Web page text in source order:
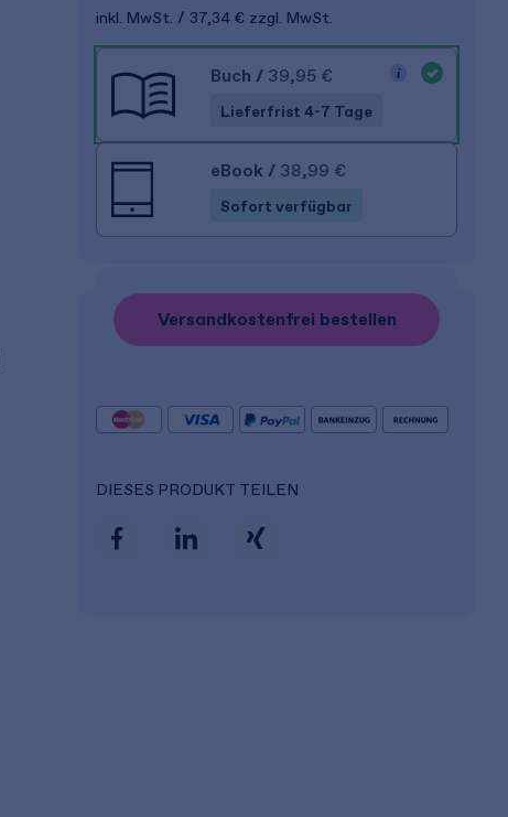
inkl. MwSt. 37,34 € zzgl. MwSt.
Buch / 39,95 €
Lieferfrist 4-7 Tage
eBook / 38,99 €
Sofort verfügbar
Versandkostenfrei bestellen
DIESES PRODUKT TEILEN